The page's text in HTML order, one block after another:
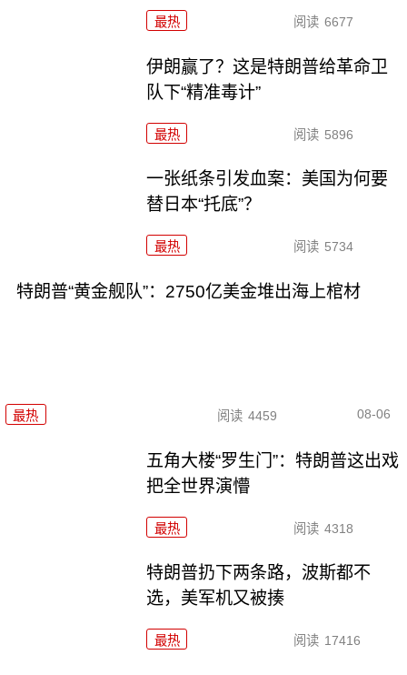
最热 阅读 6677
伊朗赢了？这是特朗普给革命卫
队下“精准毒计”
最热 阅读 5896
一张纸条引发血案：美国为何要
替日本“托底”？
最热 阅读 5734
特朗普“黄金舰队”：2750亿美金堆出海上棺材
最热 阅读 4459 08-06
五角大楼“罗生门”：特朗普这出戏
把全世界演懵
最热 阅读 4318
特朗普扔下两条路，波斯都不
选，美军机又被揍
最热 阅读 17416